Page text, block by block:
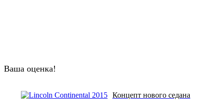
Ваша оценка!
Концепт нового седана